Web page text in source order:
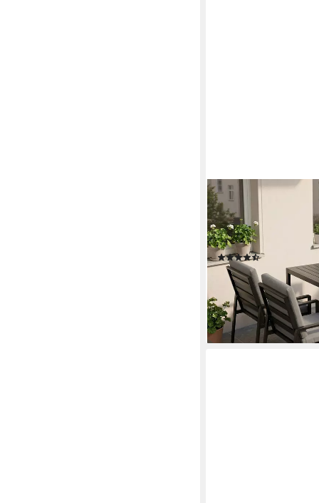
MEXO
Gartenlounge-Set
(Garten-Essgruppe
Tisch & Auflagen),
(15)
ab 529,00 € UVP
-56%
lieferbar - in 4-5